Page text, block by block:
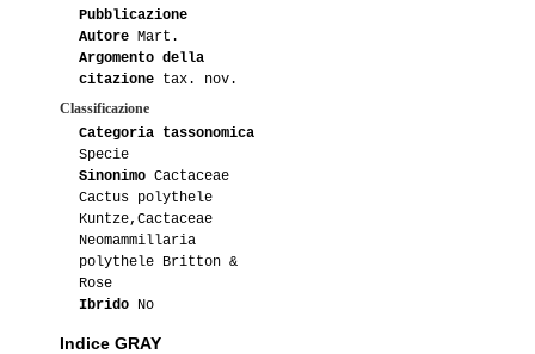
Pubblicazione
Autore Mart.
Argomento della
citazione tax. nov.
Classificazione
Categoria tassonomica
Specie
Sinonimo Cactaceae
Cactus polythele
Kuntze,Cactaceae
Neomammillaria
polythele Britton &
Rose
Ibrido No
Indice GRAY